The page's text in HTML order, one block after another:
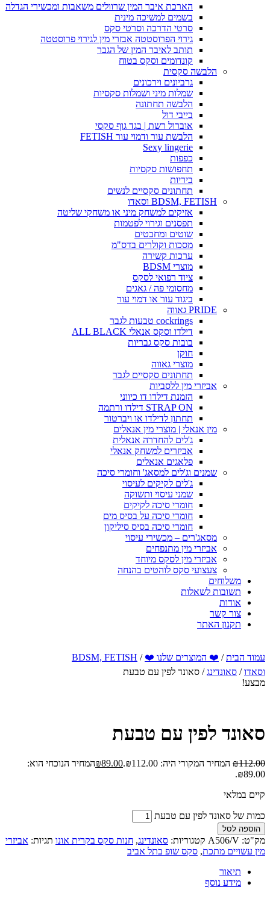
הארכת איבר המין שרוולים משאבות ומכשירי הגדלה
בשמים למשיכה מינית
סרטי הדרכה וסרטי סקס
גירוי הפרוסטטה אבזרי מין לגירוי פרוסטטה
תותב לאיבר המין של הגבר
קונדומים וסקס בטוח
הלבשה סקסית
גרביונים וירכונים
שמלות מיני ושמלות סקסיות
הלבשה תחתונה
בייבי דול
אוברול רשת | בגד גוף סקסי
הלבשת עור ודמוי עור FETISH
Sexy lingerie
כפפות
תחפושות סקסיות
ביריות
תחתונים סקסיים לנשים
BDSM, FETISH וסאדו
אזיקים למשחק מיני או משחקי שליטה
תפסנים וגירוי לפטמות
שוטים ומחבטים
מסכות וקולרים בדס"מ
ערכות קשירה
מוצרי BDSM
ציוד רפואי לסקס
מחסומי פה / גאגים
ביגוד עור או דמוי עור
PRIDE גאווה
cockrings טבעות לגבר
דילדו וסקס אנאלי ALL BLACK
בובות סקס גבריות
חוקן
מוצרי גאווה
תחתונים סקסיים לגבר
אביזרי מין ללסביות
הזמנת דילדו דו כיווני
STRAP ON דילדו ורתמה
תחתון לדילדו או ויברטור
מין אנאלי | מוצרי מין אנאלים
ג'לים להחדרה אנאלית
אביזרים למשחק אנאלי
פלאגים אנאלים
שמנים וג'לים למסאג' וחומרי סיכה
ג'לים לקיקים לעיסוי
שמני עיסוי ותשוקה
חומרי סיכה לקיקים
חומרי סיכה על בסיס מים
חומרי סיכה בסיס סיליקון
מסאג'רים – מכשירי עיסוי
אביזרי מין מתנפחים
אביזרי מין לסקס מיוחד
צעצועי סקס לוהטים בהנחה
משלוחים
תשובות לשאלות
אודות
צור קשר
תקנון האתר
עמוד הבית/ ❤️ המוצרים שלנו ❤️ /
BDSM, FETISH
וסאדו/ סאונדינג/ סאונד לפין עם טבעת
מבצע!
סאונד לפין עם טבעת
₪112.00 המחיר המקורי היה: ₪112.00. ₪89.00
המחיר הנוכחי הוא:
₪89.00.
קיים במלאי
כמות של סאונד לפין עם טבעת
הוספה לסל
מק"ט: A506/V קטגוריות: סאונדינג, חנות סקס בקרית אונו תגיות: אביזרי
מין עשויים מתכת, סקס שופ בתל אביב
תיאור
מידע נוסף